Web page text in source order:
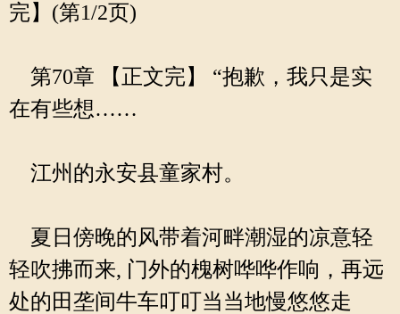
完】(第1/2页)
第70章 【正文完】 “抱歉，我只是实
在有些想……
江州的永安县童家村。
夏日傍晚的风带着河畔潮湿的凉意轻
轻吹拂而来, 门外的槐树哗哗作响，再远
处的田垄间牛车叮叮当当地慢悠悠走